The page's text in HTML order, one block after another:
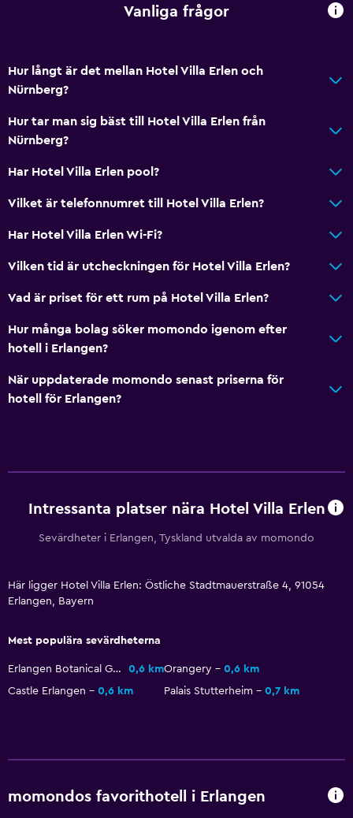
Hälsa och säkerhet
Daglig städning
Förstahjälpenlåda
Övervakningskameror i gemensamma utrymmen
Parkering
Privat parkering
Klädhängare
Tjänster och bekvämligheter
Tillgänglighet och lämplighet
Trädgård
Arbetsyta
Skrivbord
Barnsängar tillgängliga
Vanliga frågor
Hur långt är det mellan Hotel Villa Erlen och
Nürnberg?
Hur tar man sig bäst till Hotel Villa Erlen från
Nürnberg?
Har Hotel Villa Erlen pool?
Vilket är telefonnumret till Hotel Villa Erlen?
Har Hotel Villa Erlen Wi-Fi?
Vilken tid är utcheckningen för Hotel Villa Erlen?
Vad är priset för ett rum på Hotel Villa Erlen?
Hur många bolag söker momondo igenom efter
hotell i Erlangen?
När uppdaterade momondo senast priserna för
hotell för Erlangen?
Intressanta platser nära Hotel Villa Erlen
Sevärdheter i Erlangen, Tyskland utvalda av momondo
Här ligger Hotel Villa Erlen: Östliche Stadtmauerstraße 4, 91054
Erlangen, Bayern
Mest populära sevärdheterna
Erlangen Botanical Garden 0,6 kmOrangery
0,6 km
Castle Erlangen
0,6 km Palais Stutterheim 0,7 km
momondos favorithotell i Erlangen